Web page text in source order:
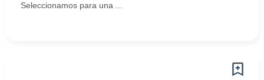
Seleccionamos para una ...